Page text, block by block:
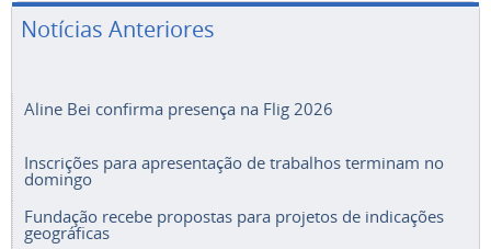
Notícias Anteriores
Aline Bei confirma presença na Flig 2026
Inscrições para apresentação de trabalhos terminam no
domingo
Fundação recebe propostas para projetos de indicações
geográficas